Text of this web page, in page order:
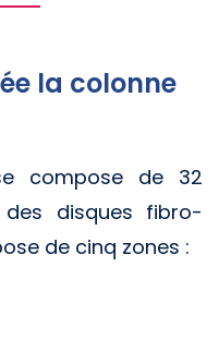
la colonne
compose de 32
disques fibro-
de cinq zones :